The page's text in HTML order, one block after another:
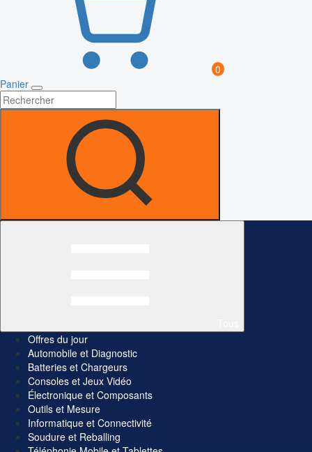
0
Panier
Offres du jour
Automobile et Diagnostic
Batteries et Chargeurs
Consoles et Jeux Vidéo
Électronique et Composants
Outils et Mesure
Informatique et Connectivité
Soudure et Reballing